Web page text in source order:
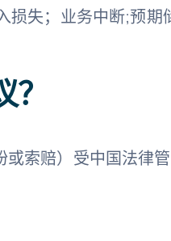
损失；业务中断;预期
索赔）受中国法律管